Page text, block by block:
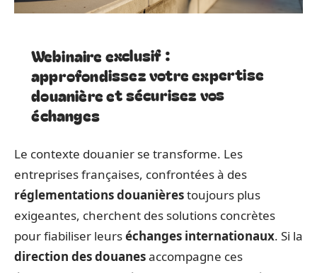
Webinaire exclusif :
approfondissez votre expertise
douanière et sécurisez vos
échanges
Le contexte douanier se transforme. Les
entreprises françaises, confrontées à des
réglementations douanièrestoujours plus
exigeantes, cherchent des solutions concrètes
pour fiabiliser leurséchanges internationaux. Si la
direction des douanesaccompagne ces